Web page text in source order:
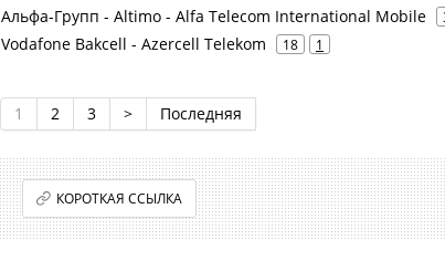
Альфа-Групп - Altimo - Alfa Telecom International Mobile
Vodafone Bakcell - Azercell Telekom 18 1
1 2 3 > Последняя
КОРОТКАЯ ССЫЛКА